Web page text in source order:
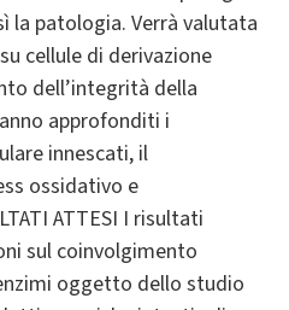
la patologia. Verrà valutata
cellule di derivazione
dell’integrità della
approfonditi i
innescati, il
ossidativo e
ATTESI I risultati
sul coinvolgimento
oggetto dello studio